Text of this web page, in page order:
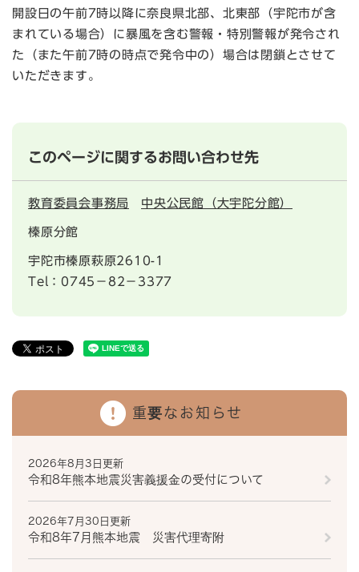
開設日の午前7時以降に奈良県北部、北東部（宇陀市が含
まれている場合）に暴風を含む警報・特別警報が発令され
た（また午前7時の時点で発令中の）場合は閉鎖とさせて
いただきます。
このページに関するお問い合わせ先
教育委員会事務局 中央公民館（大宇陀分館）
榛原分館
宇陀市榛原萩原2610-1
Tel：0745−82−3377
重要なお知らせ
2026年8月3日更新
令和8年熊本地震災害義援金の受付について
2026年7月30日更新
令和8年7月熊本地震 災害代理寄附